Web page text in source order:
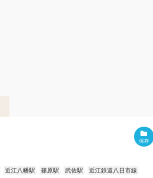
近江八幡駅 篠原駅 武佐駅
近江鉄道八日市線